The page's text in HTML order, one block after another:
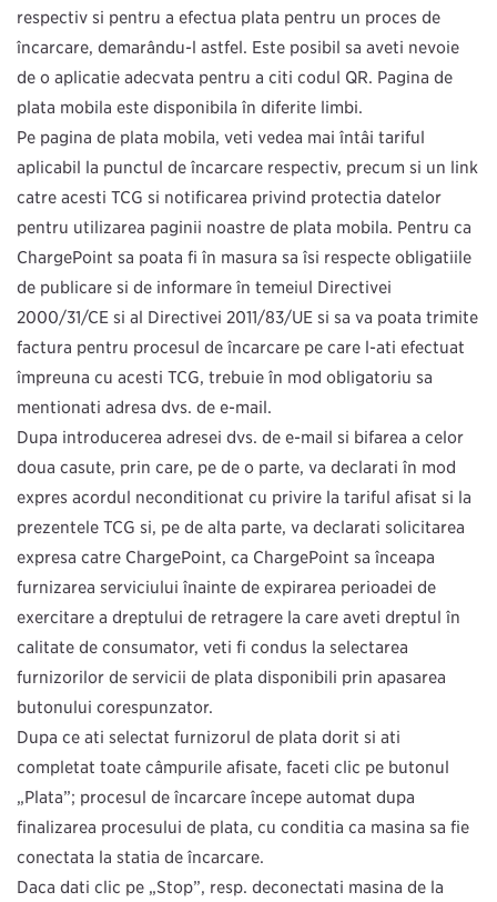
respectiv și pentru a efectua plata pentru un proces de
încărcare, demarându-l astfel. Este posibil să aveți nevoie
de o aplicație adecvată pentru a citi codul QR. Pagina de
plată mobilă este disponibilă în diferite limbi.
Pe pagina de plată mobilă, veți vedea mai întâi tariful
aplicabil la punctul de încărcare respectiv, precum și un link
către acești TCG și notificarea privind protecția datelor
pentru utilizarea paginii noastre de plată mobilă. Pentru ca
ChargePoint să poată fi în măsură să îşi respecte obligațiile
de publicare și de informare în temeiul Directivei
2000/31/CE și al Directivei 2011/83/UE și să vă poată trimite
factura pentru procesul de încărcare pe care l-ați efectuat
împreună cu acești TCG, trebuie în mod obligatoriu să
menţionaţi adresa dvs. de e-mail.
După introducerea adresei dvs. de e-mail și bifarea a celor
două căsuțe, prin care, pe de o parte, vă declarați în mod
expres acordul necondiționat cu privire la tariful afișat și la
prezentele TCG și, pe de altă parte, vă declarați solicitarea
expresă către ChargePoint, ca ChargePoint să înceapă
furnizarea serviciului înainte de expirarea perioadei de
exercitare a dreptului de retragere la care aveți dreptul în
calitate de consumator, veți fi condus la selectarea
furnizorilor de servicii de plată disponibili prin apăsarea
butonului corespunzător.
După ce ați selectat furnizorul de plată dorit și ați
completat toate câmpurile afișate, faceți clic pe butonul
„Plată”; procesul de încărcare începe automat după
finalizarea procesului de plată, cu condiția ca mașina să fie
conectată la stația de încărcare.
Dacă dați clic pe „Stop”, resp. deconectați mașina de la